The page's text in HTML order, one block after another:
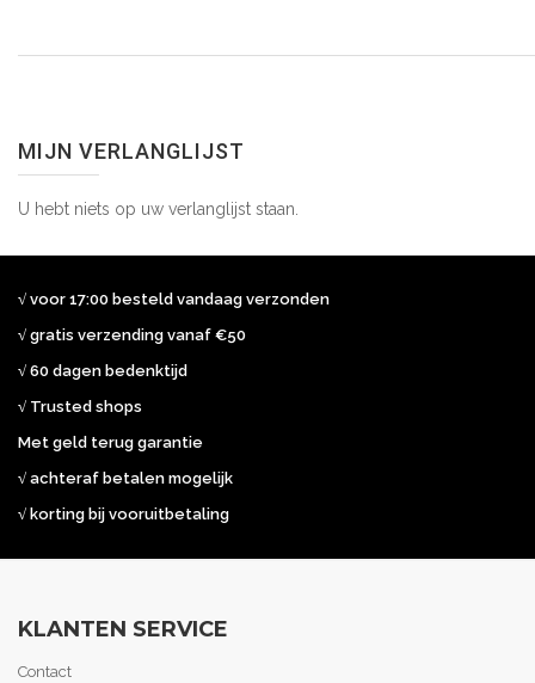
MIJN VERLANGLIJST
U hebt niets op uw verlanglijst staan.
√ voor 17:00 besteld vandaag verzonden
√ gratis verzending vanaf €50
√ 60 dagen bedenktijd
√ Trusted shops
Met geld terug garantie
√ achteraf betalen mogelijk
√ korting bij vooruitbetaling
KLANTEN SERVICE
Contact